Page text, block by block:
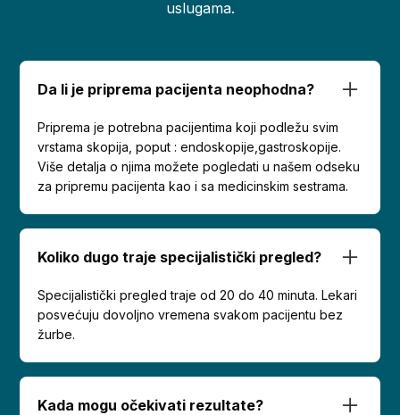
uslugama.
Da li je priprema pacijenta neophodna?
Priprema je potrebna pacijentima koji podležu svim
vrstama skopija, poput : endoskopije,gastroskopije.
Više detalja o njima možete pogledati u našem odseku
za pripremu pacijenta kao i sa medicinskim sestrama.
Koliko dugo traje specijalistički pregled?
Specijalistički pregled traje od 20 do 40 minuta. Lekari
posvećuju dovoljno vremena svakom pacijentu bez
žurbe.
Kada mogu očekivati rezultate?